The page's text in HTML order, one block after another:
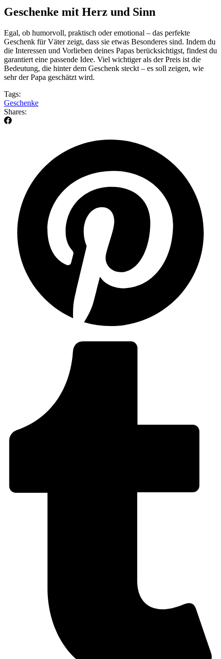
Geschenke mit Herz und Sinn
Egal, ob humorvoll, praktisch oder emotional – das perfekte
Geschenk für Väter zeigt, dass sie etwas Besonderes sind. Indem du
die Interessen und Vorlieben deines Papas berücksichtigst, findest du
garantiert eine passende Idee. Viel wichtiger als der Preis ist die
Bedeutung, die hinter dem Geschenk steckt – es soll zeigen, wie
sehr der Papa geschätzt wird.
Tags:
Geschenke
Shares: